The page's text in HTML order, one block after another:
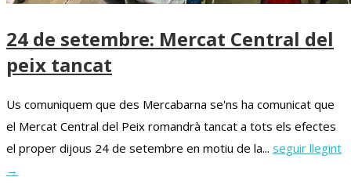
24 de setembre: Mercat Central del
peix tancat
Us comuniquem que des Mercabarna se'ns ha comunicat que
el Mercat Central del Peix romandrà tancat a tots els efectes
el proper dijous 24 de setembre en motiu de la... seguir llegint
→